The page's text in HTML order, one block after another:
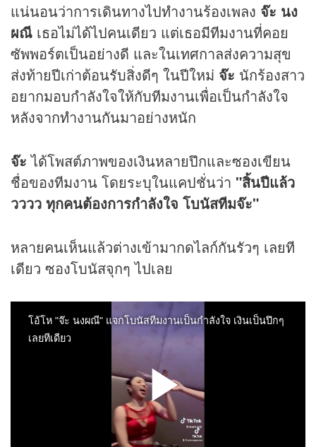
แน่นอนว่าการเดินทางไปทำงานร้องเพลง จ๊ะ นง
ผณี เธอไม่ได้ไปคนเดียว แต่เธอมีทีมงานที่คอย
ซัพพอร์ตเป็นอย่างดี และในเทศกาลส่งความสุข
ส่งท้ายปีเก่าต้อนรับสิ่งดีๆ ในปีใหม่ จ๊ะ นักร้องสาว
อยากมอบกำลังใจให้กับทีมงานเพื่อเป็นกำลังใจ
หลังจากทำงานกันมาอย่างหนัก
จ๊ะได้โพสต์ภาพของเงินหลายปึกและซองเขียน
ชื่อของทีมงาน โดยระบุในแคปชั่นว่า "สิ้นปีแล้ว
วววว ทุกคนต้องการกำลังใจ โบนัสทีมจ๊ะ"
หลายคนเห็นแล้วต่างเข้ามากดไลก์กันรัวๆ เลยที
เดียว ซองโบนัสจุกๆ ไปเลย